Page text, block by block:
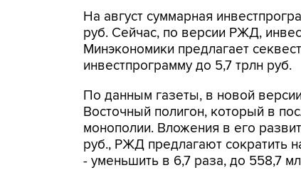
На август суммарная
руб. Сейчас, по версии РЖД,
Минэкономики предлагает
инвестпрограмму до 5,7 трлн руб.
По данным газеты, в новой
Восточный полигон, который в
монополии. Вложения в его
руб., РЖД предлагают сократить
- уменьшить в 6,7 раза, до 558,7